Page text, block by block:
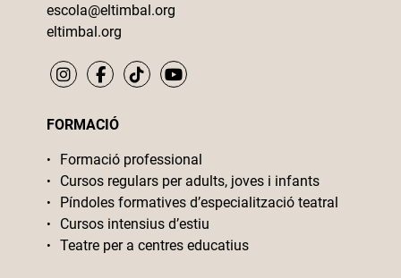
escola@eltimbal.org
eltimbal.org
FORMACIÓ
Formació professional
Cursos regulars per adults, joves i infants
Píndoles formatives d’especialització teatral
Cursos intensius d’estiu
Teatre per a centres educatius